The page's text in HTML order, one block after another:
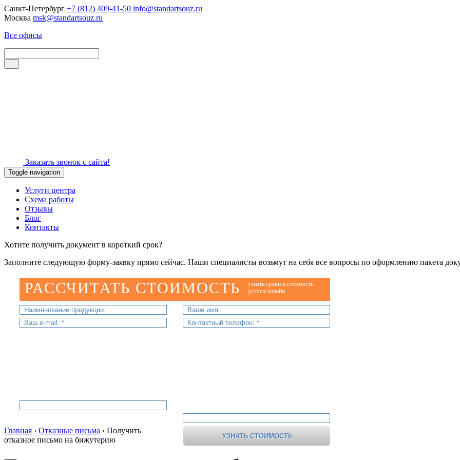
Санкт-Петербург +7 (812) 409-41-50 info@standartsouz.ru
Москва msk@standartsouz.ru
Все офисы
Заказать звонок с сайта!
Toggle navigation
Услуги центра
Схема работы
Отзывы
Блог
Контакты
Хотите получить документ в короткий срок?
Заполните следующую форму-заявку прямо сейчас. Наши специалисты возьмут на себя все вопросы по оформлению пакета
РАССЧИТАТЬ СТОИМОСТЬ
узнать сроки и стоимость
услуги онлайн
Главная › Отказные письма › Получить
отказное письмо на бижутерию